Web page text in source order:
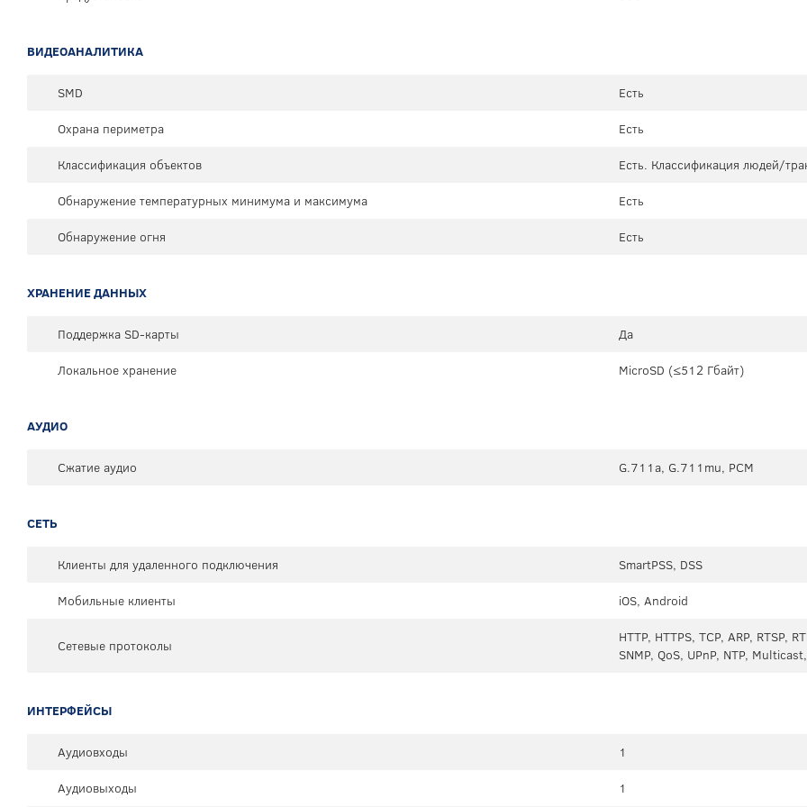
ВИДЕОАНАЛИТИКА
SMD
Есть
Охрана периметра
Есть
Классификация объектов
Есть. Классификация людей/
Обнаружение температурных минимума и максимума
Есть
Обнаружение огня
Есть
ХРАНЕНИЕ ДАННЫХ
Поддержка SD-карты
Да
Локальное хранение
MicroSD (≤512 Гбайт)
АУДИО
Сжатие аудио G.711a, G.711mu, PCM
СЕТЬ
Клиенты для удаленного подключения
SmartPSS, DSS
Мобильные клиенты
iOS, Android
Сетевые протоколы
HTTP, HTTPS, TCP, ARP, RTSP,
SNMP, QoS, UPnP, NTP,
ИНТЕРФЕЙСЫ
Аудиовходы
1
Аудиовыходы
1